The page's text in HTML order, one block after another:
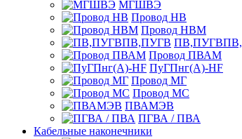
МГШВЭ
Провод НВ
Провод НВМ
Провод ПВАМ
ПуГПнг(A)-HF
Провод МГ
Провод МС
ПВАМЭВ
ПГВА / ПВА
Кабельные наконечники